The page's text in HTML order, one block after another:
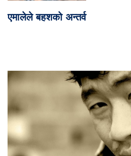
एमालेले बहशको अन्तर्व